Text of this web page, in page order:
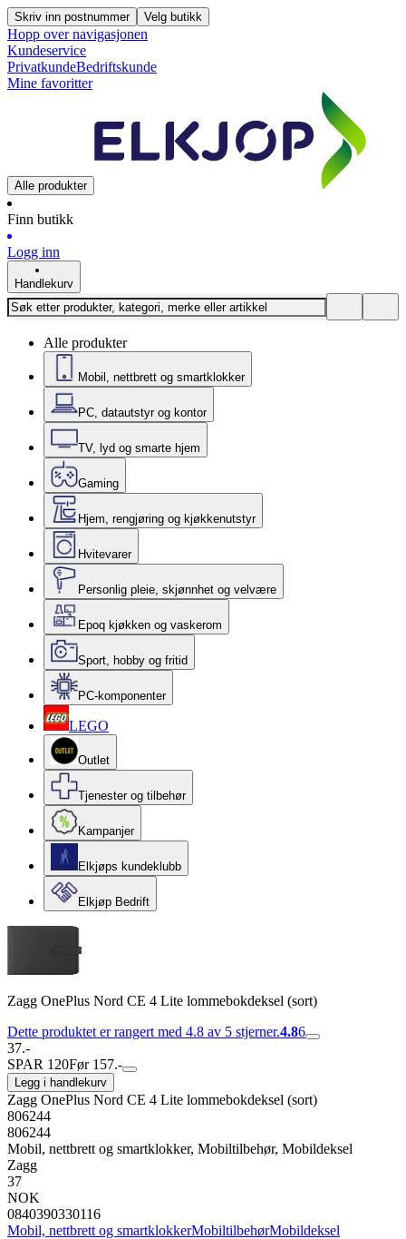
Skriv inn postnummer Velg butikk
Hopp over navigasjonen
Kundeservice
PrivatkundeBedriftskunde
Mine favoritter
Alle produkter
Finn butikk
Logg inn
Handlekurv
Alle produkter
Mobil, nettbrett og smartklokker
PC, datautstyr og kontor
TV, lyd og smarte hjem
Gaming
Hjem, rengjøring og kjøkkenutstyr
Hvitevarer
Personlig pleie, skjønnhet og velvære
Epoq kjøkken og vaskerom
Sport, hobby og fritid
PC-komponenter
LEGO
Outlet
Tjenester og tilbehør
Kampanjer
Elkjøps kundeklubb
Elkjøp Bedrift
Zagg OnePlus Nord CE 4 Lite lommebokdeksel (sort)
Dette produktet er rangert med 4.8 av 5 stjerner.4.86
37.-
SPAR 120Før 157.-
Legg i handlekurv
Zagg OnePlus Nord CE 4 Lite lommebokdeksel (sort)
806244
806244
Mobil, nettbrett og smartklokker, Mobiltilbehør, Mobildeksel
Zagg
37
NOK
0840390330116
Mobil, nettbrett og smartklokkerMobiltilbehørMobildeksel